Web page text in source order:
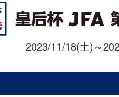
2023/11/18(土)～